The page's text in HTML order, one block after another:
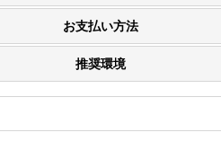
お支払い方法
推奨環境